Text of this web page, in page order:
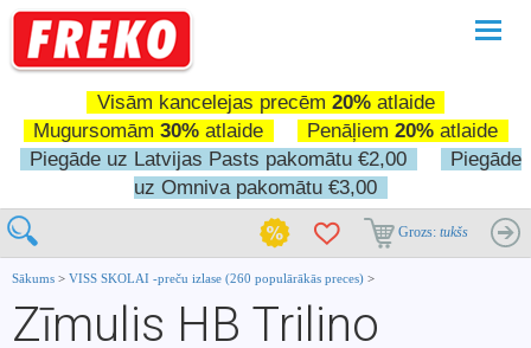
Visām kancelejas precēm 20%atlaide
Mugursomām 30% atlaide Penāļiem 20% atlaide
Piegāde uz Latvijas Pasts pakomātu €2,00
Piegāde
uz Omniva pakomātu €3,00
Grozs: tukšs
Sākums > VISS SKOLAI -preču izlase (260 populārākās preces) >
Zīmulis HB Trilino